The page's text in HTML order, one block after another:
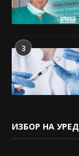
3
ИЗБОР НА